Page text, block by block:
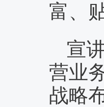
富、
宣
营业
战略